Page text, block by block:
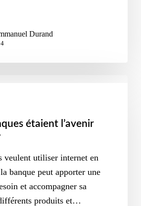
Durand
étaient l’avenir
veulent utiliser internet en
banque peut apporter une
et accompagner sa
produits et…